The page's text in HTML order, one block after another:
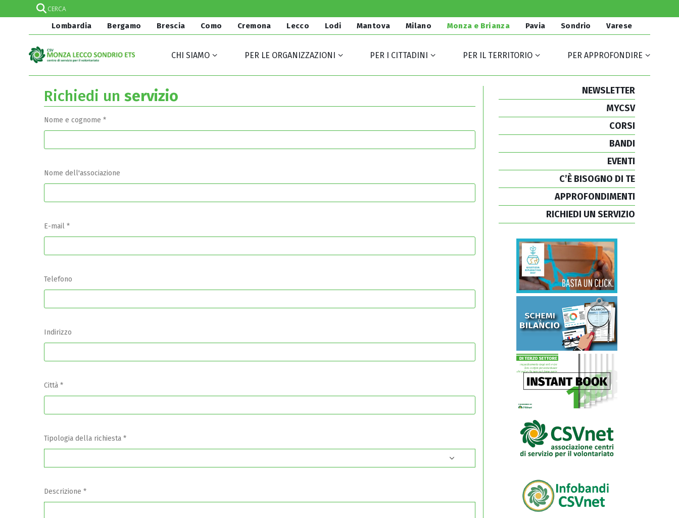
Lombardia Bergamo Brescia Como Cremona Lecco Lodi Mantova Milano Monza e Brianza Pavia Sondrio Varese
CHI SIAMO PER LE ORGANIZZAZIONI PER I CITTADINI PER IL TERRITORIO PER APPROFONDIRE
Richiedi un servizio
Nome e cognome *
Nome dell'associazione
E-mail *
Telefono
Indirizzo
Città *
Tipologia della richiesta *
Descrizione *
NEWSLETTER
MYCSV
CORSI
BANDI
EVENTI
C’È BISOGNO DI TE
APPROFONDIMENTI
RICHIEDI UN SERVIZIO